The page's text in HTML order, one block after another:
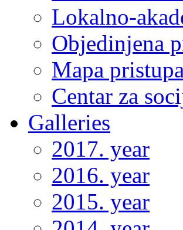
Lokalno-
Objedinjena
Mapa
Centar za
Galleries
2017. year
2016. year
2015. year